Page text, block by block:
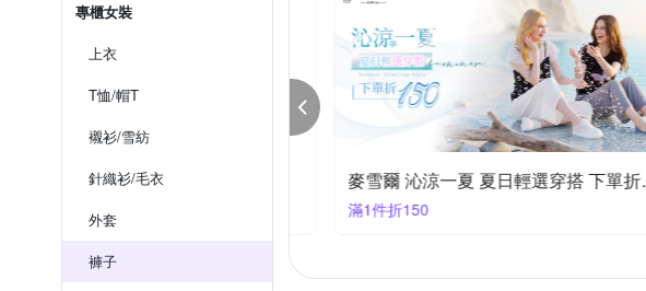
專櫃女裝
上衣
T恤/帽T
襯衫/雪紡
針織衫/毛衣
外套
褲子
奇威 靚夏穿搭企劃 28折起搶購 麥雪爾 沁涼一夏 夏日輕選穿搭 下單折150
滿1件折150